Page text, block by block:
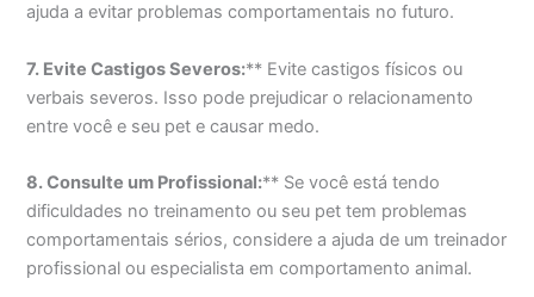
ajuda a evitar problemas comportamentais no futuro.
7. Evite Castigos Severos:** Evite castigos físicos ou
verbais severos. Isso pode prejudicar o relacionamento
entre você e seu pet e causar medo.
8. Consulte um Profissional:** Se você está tendo
dificuldades no treinamento ou seu pet tem problemas
comportamentais sérios, considere a ajuda de um treinador
profissional ou especialista em comportamento animal.